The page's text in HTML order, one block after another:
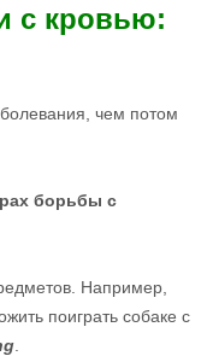
с кровью:
чем потом
борьбы с
Например,
поиграть собаке с
.